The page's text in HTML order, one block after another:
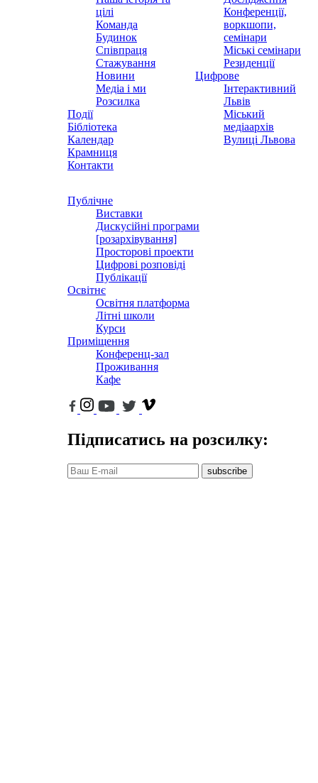
цілі
Команда
Будинок
Співпраця
Стажування
Новини
Медіа і ми
Розсилка
Події
Бібліотека
Календар
Крамниця
Контакти
Конференції,
воркшопи,
семінари
Міські семінари
Резиденції
Цифрове
Інтерактивний
Львів
Міський
медіаархів
Вулиці Львова
Публічне
Виставки
Дискусійні програми
[розархівування]
Просторові проекти
Цифрові розповіді
Публікації
Освітнє
Освітня платформа
Літні школи
Курси
Приміщення
Конференц-зал
Проживання
Кафе
Підписатись на розсилку:
subscribe